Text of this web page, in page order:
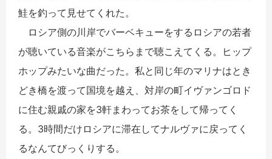
鮭を釣って見せてくれた。
ロシア側の川岸でバーベキューをするロシアの若者
が聴いている音楽がこちらまで聴こえてくる。ヒップ
ホップみたいな曲だった。私と同じ年のマリナはとき
どき橋を渡って国境を越え、対岸の町イヴァンゴロド
に住む親戚の家を3軒まわってお茶をして帰ってく
る。3時間だけロシアに滞在してナルヴァに戻ってく
るなんてびっくりする。